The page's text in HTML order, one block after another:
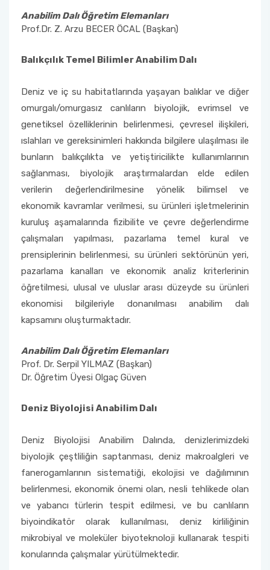
Anabilim Dalı Öğretim Elemanları
Prof.Dr. Z. Arzu BECER ÖCAL (Başkan)
Balıkçılık Temel Bilimler Anabilim Dalı
Deniz ve iç su habitatlarında yaşayan balıklar ve diğer
omurgalı/omurgasız canlıların biyolojik, evrimsel ve
genetiksel özelliklerinin belirlenmesi, çevresel ilişkileri,
ıslahları ve gereksinimleri hakkında bilgilere ulaşılması ile
bunların balıkçılıkta ve yetiştiricilikte kullanımlarının
sağlanması, biyolojik araştırmalardan elde edilen
verilerin değerlendirilmesine yönelik bilimsel ve
ekonomik kavramlar verilmesi, su ürünleri işletmelerinin
kuruluş aşamalarında fizibilite ve çevre değerlendirme
çalışmaları yapılması, pazarlama temel kural ve
prensiplerinin belirlenmesi, su ürünleri sektörünün yeri,
pazarlama kanalları ve ekonomik analiz kriterlerinin
öğretilmesi, ulusal ve uluslar arası düzeyde su ürünleri
ekonomisi bilgileriyle donanılması anabilim dalı
kapsamını oluşturmaktadır.
Anabilim Dalı Öğretim Elemanları
Prof. Dr. Serpil YILMAZ (Başkan)
Dr. Öğretim Üyesi Olgaç Güven
Deniz Biyolojisi Anabilim Dalı
Deniz Biyolojisi Anabilim Dalında, denizlerimizdeki
biyolojik çeştliliğin saptanması, deniz makroalgleri ve
fanerogamlarının sistematiği, ekolojisi ve dağılımının
belirlenmesi, ekonomik önemi olan, nesli tehlikede olan
ve yabancı türlerin tespit edilmesi, ve bu canlıların
biyoindikatör olarak kullanılması, deniz kirliliğinin
mikrobiyal ve moleküler biyoteknoloji kullanarak tespiti
konularında çalışmalar yürütülmektedir.